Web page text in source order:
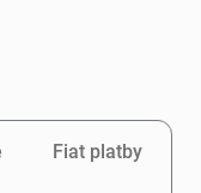
Fiat platby